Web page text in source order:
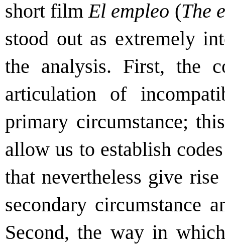
short filmEl empleo (The
stood out as extremely
the analysis. First, the
articulation of
primary circumstance;
allow us to establish
that nevertheless give
secondary circumstance
Second, the way in